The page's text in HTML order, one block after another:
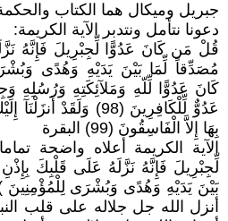
جبريل وميكال هما الكتاب
دعونا نتأمل ونتدبر الآية الكريمة:
قُلْ مَن كَانَ عَدُوًّا لِّجِبْرِيلَ فَإِنَّهُ
كَانَ عَدُوًّا لِّلّهِ وَمَلآئِكَتِهِ وَرُسُلِهِ
عَدُوٌّ لِّلْكَافِرِينَ (98)
بِهَا إِلاَّ الْفَاسِقُونَ (99) البقرة
الآية الكريمة أعلاه واضحة
لِّجِبْرِيلَ فَإِنَّهُ نَزَّلَهُ عَلَى قَلْبِكَ
بَيْنَ يَدَيْهِ وَهُدًى وَبُشْرَى
أنزل الله جل جلاله على قلب